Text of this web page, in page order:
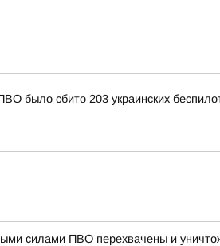
было сбито 203 украинских
силами ПВО перехвачены и